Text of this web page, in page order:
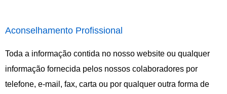
Aconselhamento Profissional
Toda a informação contida no nosso website ou qualquer
informação fornecida pelos nossos colaboradores por
telefone, e-mail, fax, carta ou por qualquer outra forma de